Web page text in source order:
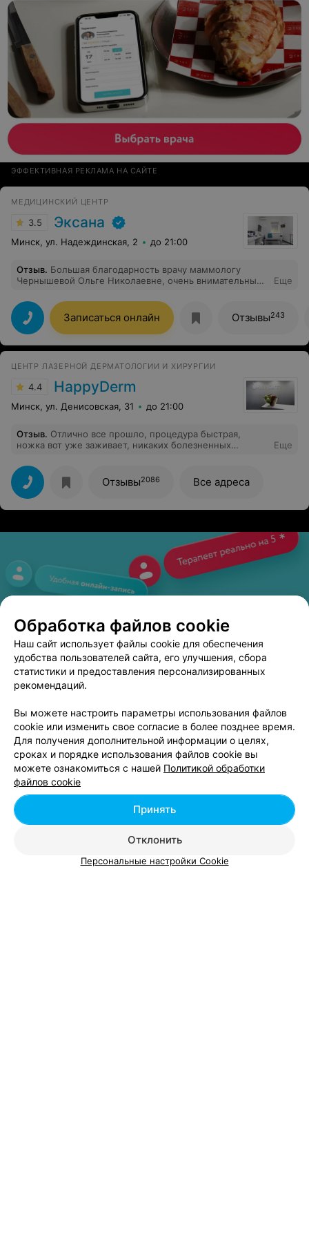
ЭФФЕКТИВНАЯ РЕКЛАМА НА САЙТЕ
МЕДИЦИНСКИЙ ЦЕНТР
3.5 Эксана
Минск, ул. Надеждинская, 2 до 21:00
Отзыв. Большая благодарность врачу маммологу
Чернышевой Ольге Николаевне, очень внимательный
Спасибо,за то,что есть ещё такие врачи!!!
Еще
Записаться онлайн Отзывы243
ЦЕНТР ЛАЗЕРНОЙ ДЕРМАТОЛОГИИ И ХИРУРГИИ
4.4 HappyDerm
Минск, ул. Денисовская, 31 до 21:00
Отзыв. Отлично все прошло, процедура быстрая,
ножка вот уже заживает, никаких болезненных
Еще
Отзывы2086 Все адреса
ЭФФЕКТИВНАЯ РЕКЛАМА НА САЙТЕ
Смотрите также
Обработка файлов cookie
Наш сайт использует файлы cookie для обеспечения
удобства пользователей сайта, его улучшения, сбора
статистики и предоставления персонализированных
рекомендаций.
Вы можете настроить параметры использования файлов
cookie или изменить свое согласие в более позднее время.
Для получения дополнительной информации о целях,
сроках и порядке использования файлов cookie вы
можете ознакомиться с нашей Политикой обработки
файлов cookie
Отклонить
Принять
Персональные настройки Cookie